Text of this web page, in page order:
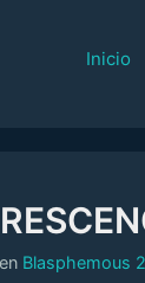
Inicio
en Categorías
Blasphemous 2